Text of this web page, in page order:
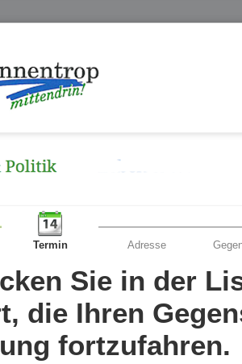
Termin Adresse
Sie in der
die Ihren
fortzufahren.